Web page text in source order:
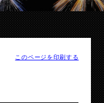
このページを印刷する